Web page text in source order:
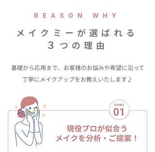
REASON WHY
メイクミーが選ばれる
３ つの理由
基礎から応用まで、お客様のお悩みや希望に沿って
​丁寧にメイクアップをお教えいたします♪